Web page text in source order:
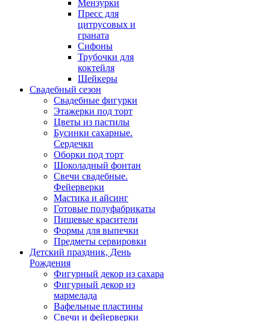
Мензурки
Пресс для
цитрусовых и
граната
Сифоны
Трубочки для
коктейля
Шейкеры
Свадебный сезон
Свадебные фигурки
Этажерки под торт
Цветы из пастилы
Бусинки сахарные.
Сердечки
Оборки под торт
Шоколадный фонтан
Свечи свадебные.
Фейерверки
Мастика и айсинг
Готовые полуфабрикаты
Пищевые красители
Формы для выпечки
Предметы сервировки
Детский праздник, День
Рождения
Фигурный декор из сахара
Фигурный декор из
мармелада
Вафельные пластины
Свечи и фейерверки